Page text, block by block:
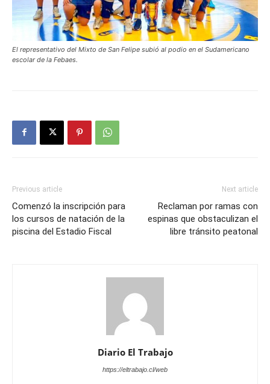
El representativo del Mixto de San Felipe subió al podio en el Sudamericano
escolar de la Febaes.
Previous article
Comenzó la inscripción para
los cursos de natación de la
piscina del Estadio Fiscal
Next article
Reclaman por ramas con
espinas que obstaculizan el
libre tránsito peatonal
Diario El Trabajo
https://eltrabajo.cl/web